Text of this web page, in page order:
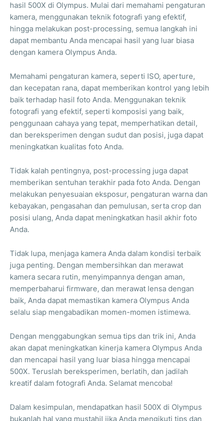
hasil 500X di Olympus. Mulai dari memahami pengaturan
kamera, menggunakan teknik fotografi yang efektif,
hingga melakukan post-processing, semua langkah ini
dapat membantu Anda mencapai hasil yang luar biasa
dengan kamera Olympus Anda.
Memahami pengaturan kamera, seperti ISO, aperture,
dan kecepatan rana, dapat memberikan kontrol yang lebih
baik terhadap hasil foto Anda. Menggunakan teknik
fotografi yang efektif, seperti komposisi yang baik,
penggunaan cahaya yang tepat, memperhatikan detail,
dan bereksperimen dengan sudut dan posisi, juga dapat
meningkatkan kualitas foto Anda.
Tidak kalah pentingnya, post-processing juga dapat
memberikan sentuhan terakhir pada foto Anda. Dengan
melakukan penyesuaian eksposur, pengaturan warna dan
kebayakan, pengasahan dan pemulusan, serta crop dan
posisi ulang, Anda dapat meningkatkan hasil akhir foto
Anda.
Tidak lupa, menjaga kamera Anda dalam kondisi terbaik
juga penting. Dengan membersihkan dan merawat
kamera secara rutin, menyimpannya dengan aman,
memperbaharui firmware, dan merawat lensa dengan
baik, Anda dapat memastikan kamera Olympus Anda
selalu siap mengabadikan momen-momen istimewa.
Dengan menggabungkan semua tips dan trik ini, Anda
akan dapat meningkatkan kinerja kamera Olympus Anda
dan mencapai hasil yang luar biasa hingga mencapai
500X. Teruslah bereksperimen, berlatih, dan jadilah
kreatif dalam fotografi Anda. Selamat mencoba!
Dalam kesimpulan, mendapatkan hasil 500X di Olympus
bukanlah hal yang mustahil jika Anda mengikuti tips dan